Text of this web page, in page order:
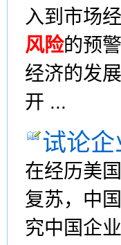
入到市场
风险的预
经济的发
开 ...
试论企
在经历美
复苏，中
究中国企